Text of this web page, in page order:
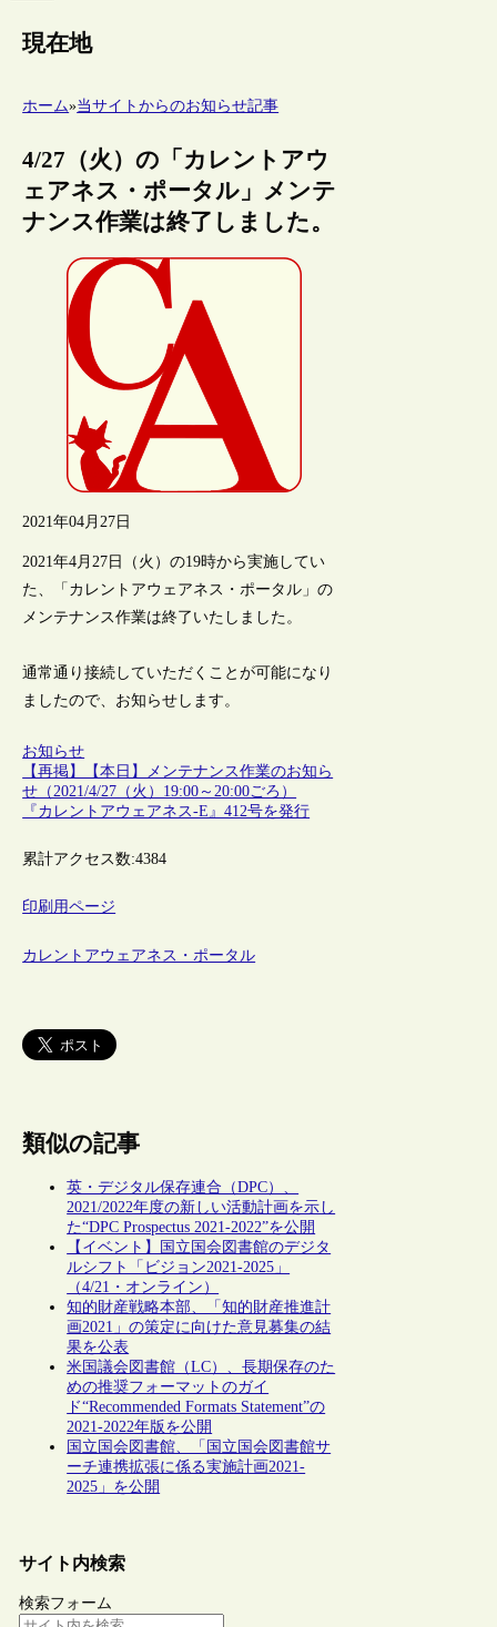
現在地
ホーム»当サイトからのお知らせ記事
4/27（火）の「カレントアウ
ェアネス・ポータル」メンテ
ナンス作業は終了しました。
2021年04月27日
2021年4月27日（火）の19時から実施してい
た、「カレントアウェアネス・ポータル」の
メンテナンス作業は終了いたしました。
通常通り接続していただくことが可能になり
ましたので、お知らせします。
お知らせ
【再掲】【本日】メンテナンス作業のお知ら
せ（2021/4/27（火）19:00～20:00ごろ）
『カレントアウェアネス-E』412号を発行
累計アクセス数:4384
印刷用ページ
カレントアウェアネス・ポータル
類似の記事
英・デジタル保存連合（DPC）、
2021/2022年度の新しい活動計画を示し
た“DPC Prospectus 2021-2022”を公開
【イベント】国立国会図書館のデジタ
ルシフト「ビジョン2021-2025」
（4/21・オンライン）
知的財産戦略本部、「知的財産推進計
画2021」の策定に向けた意見募集の結
果を公表
米国議会図書館（LC）、長期保存のた
めの推奨フォーマットのガイ
ド“Recommended Formats Statement”の
2021-2022年版を公開
国立国会図書館、「国立国会図書館サ
ーチ連携拡張に係る実施計画2021-
2025」を公開
サイト内検索
検索フォーム